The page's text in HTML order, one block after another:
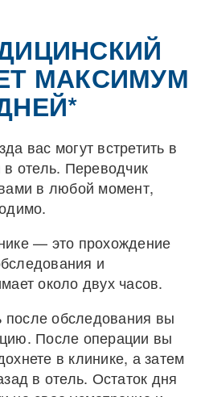
МАКСИМУМ
вас могут встретить в
в отель. Переводчик
в любой момент,
— это прохождение
и
около двух часов.
обследования вы
После операции вы
в клинике, а затем
в отель. Остаток дня